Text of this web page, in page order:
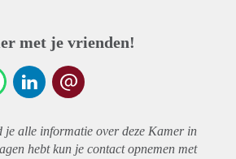
met je vrienden!
je alle informatie over deze Kamer in
hebt kun je contact opnemen met